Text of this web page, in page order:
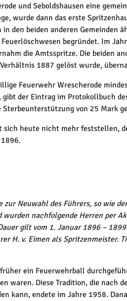
und Seboldshausen eine
wurde dann das erste
den beiden anderen Gemeinden
begründet. Im
die Amtsspritze. Die beiden
1887 gelöst wurde,
Feuerwehr Wrescherode
der Eintrag im Protokollbuch
Sterbeunterstützung von 25 Mark
sich heute nicht mehr feststellen,
Neuwahl des Führers, so wie
nachfolgende Herren per
gilt vom 1. Januar 1896 –
H. v. Eimen als Spritzenmeister.
ein Feuerwehrball
waren. Diese Tradition, die nach
kann, endete im Jahre 1958.